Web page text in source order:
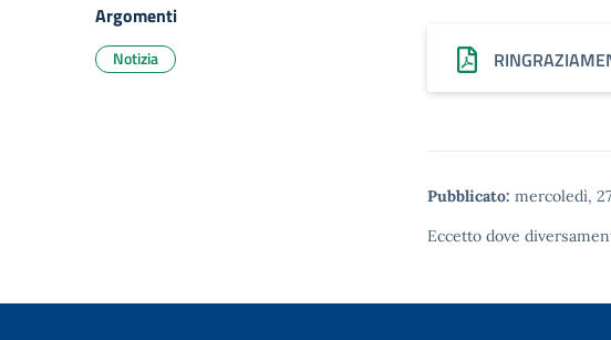
Pubblicato: mercoledì,
Eccetto dove
Argomenti
Notizia